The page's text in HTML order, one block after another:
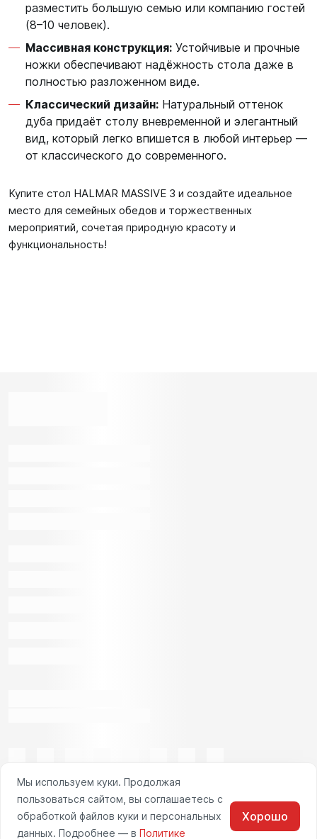
разместить большую семью или компанию гостей
(8–10 человек).
Массивная конструкция: Устойчивые и прочные
ножки обеспечивают надёжность стола даже в
полностью разложенном виде.
Классический дизайн: Натуральный оттенок
дуба придаёт столу вневременной и элегантный
вид, который легко впишется в любой интерьер —
от классического до современного.
Купите стол HALMAR MASSIVE 3 и создайте идеальное
место для семейных обедов и торжественных
мероприятий, сочетая природную красоту и
функциональность!
Мы используем куки. Продолжая
пользоваться сайтом, вы соглашаетесь с
обработкой файлов куки и персональных
данных. Подробнее — в Политике
Хорошо